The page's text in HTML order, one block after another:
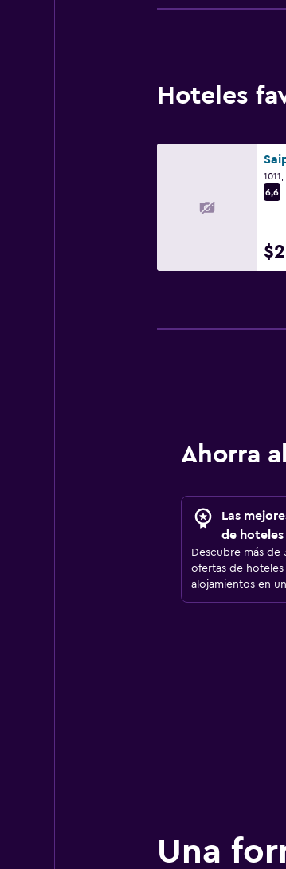
Hoteles
6,6
Ahorra
Las
de
Descubre más de
ofertas de hoteles
alojamientos en
Una